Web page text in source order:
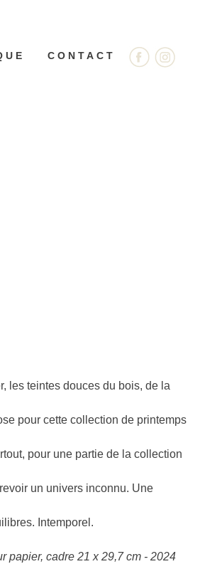
CONTACT
les teintes douces du bois, de la
pour cette collection de printemps
pour une partie de la collection
un univers inconnu. Une
Intemporel.
papier, cadre 21 x 29,7 cm - 2024